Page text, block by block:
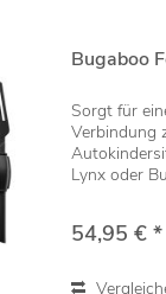
Bugaboo
Sorgt für
Verbindung
Lynx oder
54,95 € *